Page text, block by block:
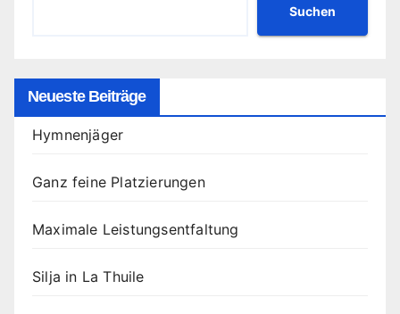
Suchen
Neueste Beiträge
Hymnenjäger
Ganz feine Platzierungen
Maximale Leistungsentfaltung
Silja in La Thuile